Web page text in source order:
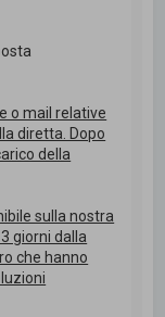
o mail relative
diretta. Dopo
della
sulla nostra
giorni dalla
che hanno